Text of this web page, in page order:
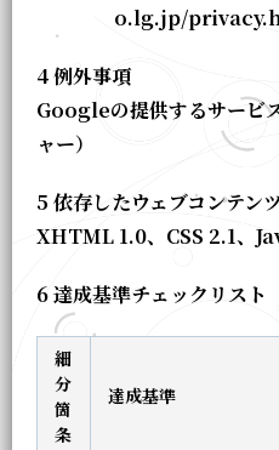
o.lg.jp/
4 例外事項
Googleの提供するサービ
ャー）
5 依存したウェブコンテン
XHTML 1.0、CSS 2.1、
6 達成基準チェックリスト
細
分
箇
条
達成基準